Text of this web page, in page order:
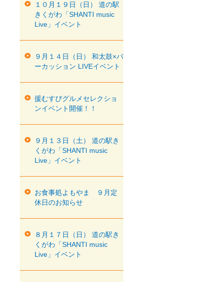
１０月１９日（日） 道の駅
きくがわ「SHANTI music
Live」イベント
９月１４日（日） 和太鼓×パ
ーカッション LIVEイベント
援むすびグルメセレクショ
ンイベント開催！！
９月１３日（土） 道の駅き
くがわ「SHANTI music
Live」イベント
お食事処よもやま ９月定
休日のお知らせ
８月１７日（日） 道の駅き
くがわ「SHANTI music
Live」イベント